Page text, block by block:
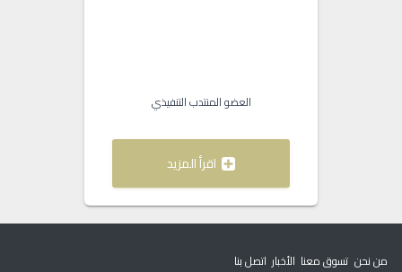
العضو المنتدب التنفيذي
اقرأ المزيد
من نحن تسوق معنا الأخبار اتصل بنا